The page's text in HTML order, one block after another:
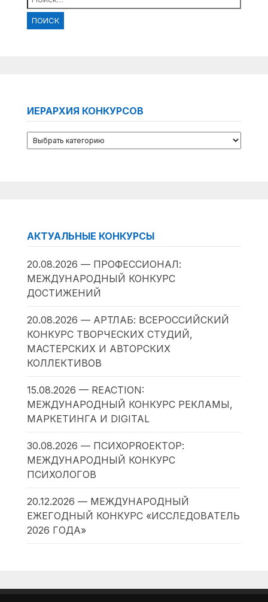
ИЕРАРХИЯ КОНКУРСОВ
АКТУАЛЬНЫЕ КОНКУРСЫ
20.08.2026 — ПРОФЕССИОНАЛ:
МЕЖДУНАРОДНЫЙ КОНКУРС
ДОСТИЖЕНИЙ
20.08.2026 — АРТЛАБ: ВСЕРОССИЙСКИЙ
КОНКУРС ТВОРЧЕСКИХ СТУДИЙ,
МАСТЕРСКИХ И АВТОРСКИХ
КОЛЛЕКТИВОВ
15.08.2026 — REACTION:
МЕЖДУНАРОДНЫЙ КОНКУРС РЕКЛАМЫ,
МАРКЕТИНГА И DIGITAL
30.08.2026 — ПСИХОPROЕКТОР:
МЕЖДУНАРОДНЫЙ КОНКУРС
ПСИХОЛОГОВ
20.12.2026 — МЕЖДУНАРОДНЫЙ
ЕЖЕГОДНЫЙ КОНКУРС «ИССЛЕДОВАТЕЛЬ
2026 ГОДА»